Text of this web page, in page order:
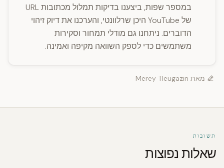
במספר שפות, ביצענו בדיקות תמלול מכתובות URL
של YouTube היכן שרלוונטי, והערכנו את דיוק זיהוי
הדוברים. ניתחנו גם מודלי תמחור וסקירות
משתמשים כדי לספק השוואה מקיפה ואמינה.
מאת Merey Tleugazin
תשובות
שאלות נפוצות